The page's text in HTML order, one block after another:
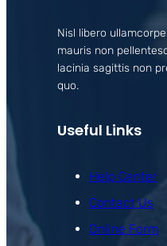
Nisl libero
mauris non
lacinia sagittis non
quo.
Useful Links
Help Center
Contact Us
Online Form